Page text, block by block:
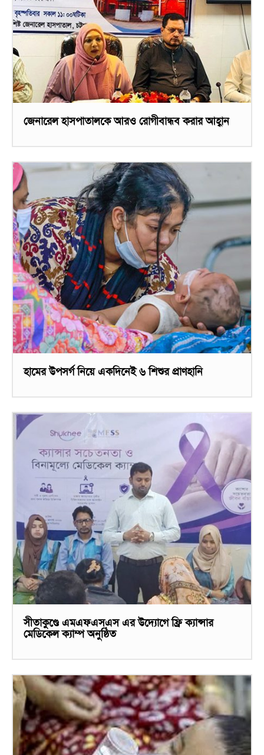
জেনারেল হাসপাতালকে আরও রোগীবান্ধব করার আহ্বান
হামের উপসর্গ নিয়ে একদিনেই ৬ শিশুর প্রাণহানি
সীতাকুণ্ডে এমএফএসএস এর উদ্যোগে ফ্রি ক্যান্সার
মেডিকেল ক্যাম্প অনুষ্ঠিত